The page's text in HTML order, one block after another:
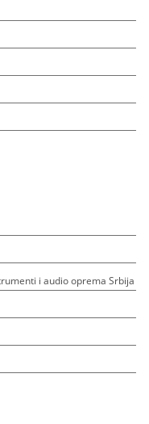
i audio oprema Srbija